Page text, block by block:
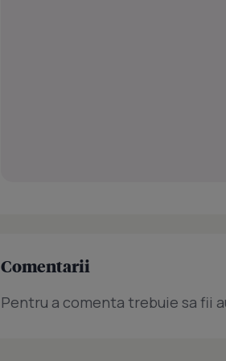
Comentarii
Pentru a comenta trebuie sa fii